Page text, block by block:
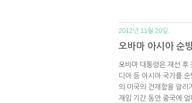
2012년 11월 20일.
오바마 아시아 순
오바마 대통령은 재선 후
디아 등 아시아 국가를
의 미국의 건재함을 알리
재임 기간 동안 중국에 얼